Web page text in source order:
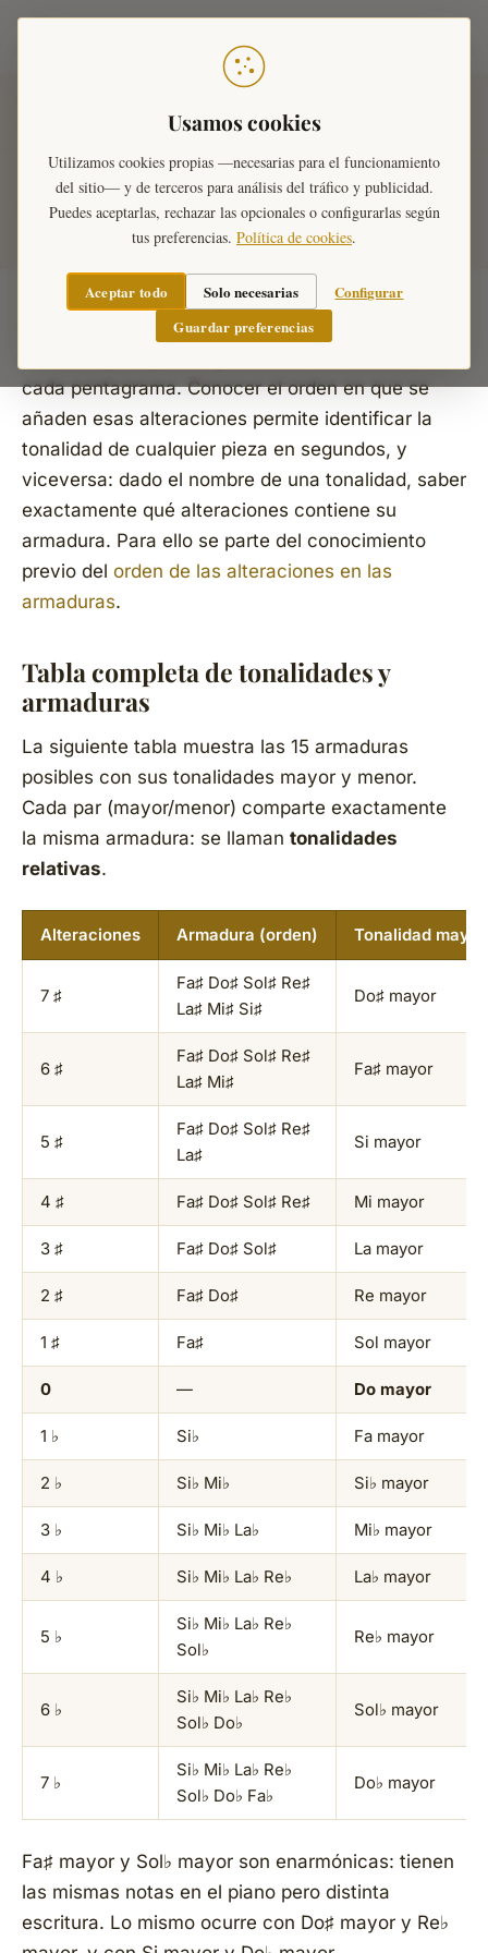
Usamos cookies
Utilizamos cookies propias —necesarias para el funcionamiento
del sitio— y de terceros para análisis del tráfico y publicidad.
Puedes aceptarlas, rechazar las opcionales o configurarlas según
tus preferencias. Política de cookies.
Aceptar todo Solo necesarias
Configurar
Guardar preferencias
Tonalidades y armaduras
La armadura es el conjunto de sostenidos o
cada pentagrama. Conocer el orden en que se
añaden esas alteraciones permite identificar la
tonalidad de cualquier pieza en segundos, y
viceversa: dado el nombre de una tonalidad, saber
exactamente qué alteraciones contiene su
armadura. Para ello se parte del conocimiento
previo del orden de las alteraciones en las
armaduras.
Tabla completa de tonalidades y
armaduras
La siguiente tabla muestra las 15 armaduras
posibles con sus tonalidades mayor y menor.
Cada par (mayor/menor) comparte exactamente
la misma armadura: se llaman tonalidades
relativas.
Alteraciones Armadura (orden) Tonalidad mayor
7 ♯
Fa♯ Do♯ Sol♯ Re♯
La♯ Mi♯ Si♯
Do♯ mayor
6 ♯
Fa♯ Do♯ Sol♯ Re♯
La♯ Mi♯
Fa♯ mayor
5 ♯
Fa♯ Do♯ Sol♯ Re♯
La♯
Si mayor
4 ♯ Fa♯ Do♯ Sol♯ Re♯ Mi mayor
3 ♯ Fa♯ Do♯ Sol♯ La mayor
2 ♯ Fa♯ Do♯ Re mayor
1 ♯ Fa♯ Sol mayor
0 — Do mayor
1 ♭ Si♭ Fa mayor
2 ♭ Si♭ Mi♭ Si♭ mayor
3 ♭ Si♭ Mi♭ La♭ Mi♭ mayor
4 ♭ Si♭ Mi♭ La♭ Re♭ La♭ mayor
5 ♭
Si♭ Mi♭ La♭ Re♭
Sol♭
Re♭ mayor
6 ♭
Si♭ Mi♭ La♭ Re♭
Sol♭ Do♭
Sol♭ mayor
7 ♭
Si♭ Mi♭ La♭ Re♭
Sol♭ Do♭ Fa♭
Do♭ mayor
Fa♯ mayor y Sol♭ mayor son enarmónicas: tienen
las mismas notas en el piano pero distinta
escritura. Lo mismo ocurre con Do♯ mayor y Re♭